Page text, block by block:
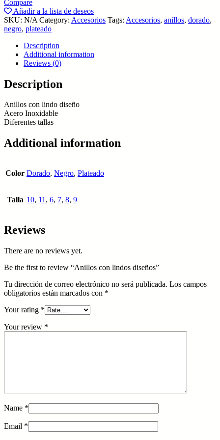
diseños
quantity
Compare
Añadir a la lista de deseos
SKU: N/A Category: Accesorios Tags: Accesorios, anillos, dorado,
negro, plateado
Description
Additional information
Reviews (0)
Description
Anillos con lindo diseño
Acero Inoxidable
Diferentes tallas
Additional information
Color Dorado, Negro, Plateado
Talla 10, 11 , 6, 7, 8, 9
Reviews
There are no reviews yet.
Be the first to review “Anillos con lindos diseños”
Tu dirección de correo electrónico no será publicada. Los campos
obligatorios están marcados con *
Your rating *
Your review *
Name *
Email *